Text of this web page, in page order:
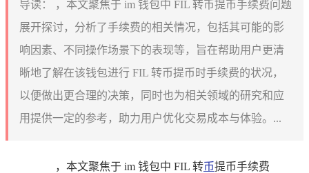
导读：
，本文聚焦于 im 钱包中 FIL 转币提币手续费问题
展开探讨，分析了手续费的相关情况，包括其可能的影
响因素、不同操作场景下的表现等，旨在帮助用户更清
晰地了解在该钱包进行 FIL 转币提币时手续费的状况，
以便做出更合理的决策，同时也为相关领域的研究和应
用提供一定的参考，助力用户优化交易成本与体验。...
，本文聚焦于 im 钱包中 FIL 转币提币手续费